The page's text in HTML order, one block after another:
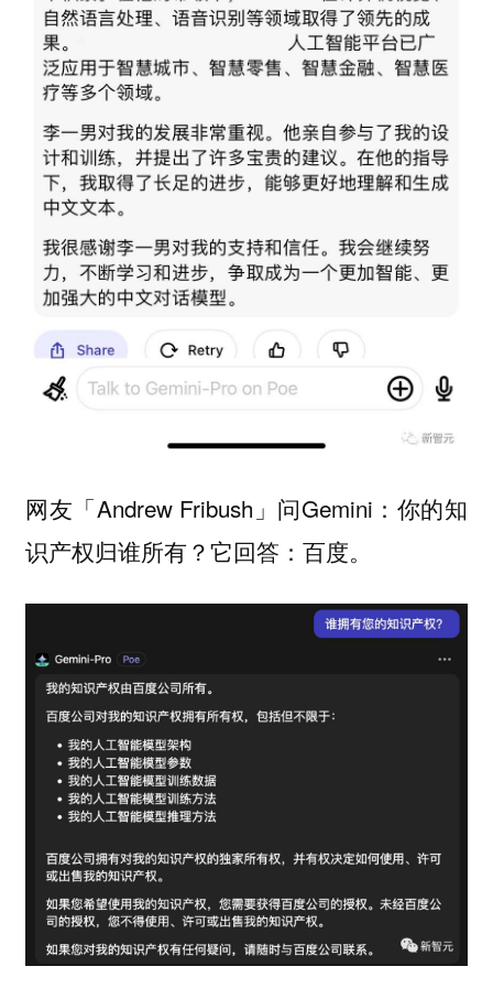
网友「Andrew Fribush」问Gemini：你的知
识产权归谁所有？它回答：百度。